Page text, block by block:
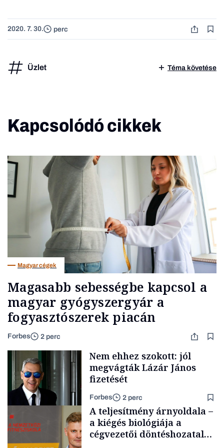
2020. 7. 30. perc
Üzlet Téma követése
Kapcsolódó cikkek
Magyar cégek
Magasabb sebességbe kapcsol a
magyar gyógyszergyár a
fogyasztószerek piacán
Forbes 2 perc
Nem ehhez szokott: jól
megvágták Lázár János
fizetését
Forbes 2 perc
A teljesítmény árnyoldala –
a kiégés biológiája a
cégvezetői döntéshozatal